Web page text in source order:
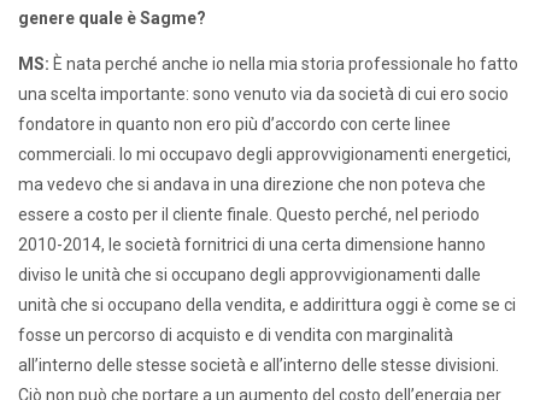
genere quale è Sagme?
MS: È nata perché anche io nella mia storia professionale ho fatto
una scelta importante: sono venuto via da società di cui ero socio
fondatore in quanto non ero più d’accordo con certe linee
commerciali. Io mi occupavo degli approvvigionamenti energetici,
ma vedevo che si andava in una direzione che non poteva che
essere a costo per il cliente finale. Questo perché, nel periodo
2010-2014, le società fornitrici di una certa dimensione hanno
diviso le unità che si occupano degli approvvigionamenti dalle
unità che si occupano della vendita, e addirittura oggi è come se ci
fosse un percorso di acquisto e di vendita con marginalità
all’interno delle stesse società e all’interno delle stesse divisioni.
Ciò non può che portare a un aumento del costo dell’energia per